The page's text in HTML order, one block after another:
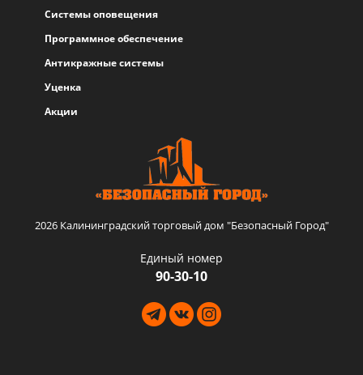
Системы оповещения
Программное обеспечение
Антикражные системы
Уценка
Акции
2026 Калининградский торговый дом "Безопасный Город"
Единый номер
90-30-10